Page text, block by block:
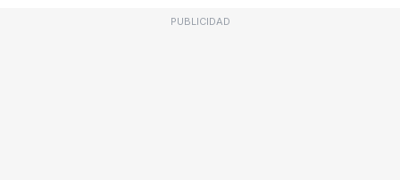
PUBLICIDAD